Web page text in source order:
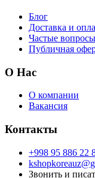
Блог
Доставка и
Частые вопросы
Публичная
О Нас
О компании
Вакансия
Контакты
+998 95 886 22
Звонить и